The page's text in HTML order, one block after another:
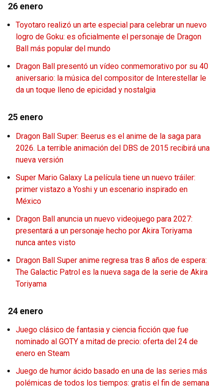
26 enero
Toyotaro realizó un arte especial para celebrar un nuevo
logro de Goku: es oficialmente el personaje de Dragon
Ball más popular del mundo
Dragon Ball presentó un vídeo conmemorativo por su 40
aniversario: la música del compositor de Interestellar le
da un toque lleno de epicidad y nostalgia
25 enero
Dragon Ball Super: Beerus es el anime de la saga para
2026. La terrible animación del DBS de 2015 recibirá una
nueva versión
Super Mario Galaxy La película tiene un nuevo tráiler:
primer vistazo a Yoshi y un escenario inspirado en
México
Dragon Ball anuncia un nuevo videojuego para 2027:
presentará a un personaje hecho por Akira Toriyama
nunca antes visto
Dragon Ball Super anime regresa tras 8 años de espera:
The Galactic Patrol es la nueva saga de la serie de Akira
Toriyama
24 enero
Juego clásico de fantasia y ciencia ficción que fue
nominado al GOTY a mitad de precio: oferta del 24 de
enero en Steam
Juego de humor ácido basado en una de las series más
polémicas de todos los tiempos: gratis el fin de semana